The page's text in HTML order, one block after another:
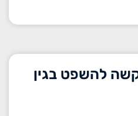
להשפט בגין